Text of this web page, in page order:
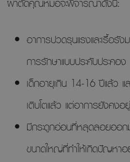
อาการปวดรุนแรงและเรื้อรั
การรักษาแบบประคับประคอง
เด็กอายุเกิน 14-16 ปีแล้ว แ
เติบโตแล้ว แต่อาการยังคงอยู่
มีกระดูกอ่อนที่หลุดลอยออ
ขนาดใหญ่ที่ทำให้เกิดปัญหา